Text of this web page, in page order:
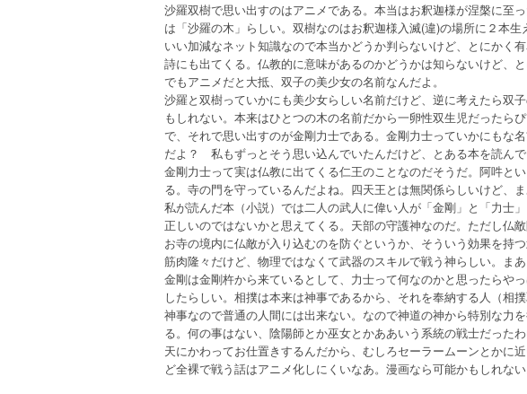
沙羅双樹で思い出すのはアニメである。本当はお釈迦様が涅槃に至
は「沙羅の木」らしい。双樹なのはお釈迦様入滅(違)の場所に２本生
いい加減なネット知識なので本当かどうか判らないけど、とにか
詩にも出てくる。仏教的に意味があるのかどうかは知らないけど、と
でもアニメだと大抵、双子の美少女の名前なんだよ。
沙羅と双樹っていかにも美少女らしい名前だけど、逆に考えたら双
もしれない。本来はひとつの木の名前だから一卵性双生児だったらぴ
で、それで思い出すのが金剛力士である。金剛力士っていかにも
だよ？ 私もずっとそう思い込んでいたんだけど、とある本を読んで
金剛力士って実は仏教に出てくる仁王のことなのだそうだ。阿吽と
る。寺の門を守っているんだよね。四天王とは無関係らしいけど、ま
私が読んだ本（小説）では二人の武人に偉い人が「金剛」と「力士
正しいのではないかと思えてくる。天部の守護神なのだ。ただし仏敵
お寺の境内に仏敵が入り込むのを防ぐというか、そういう効果を持
筋肉隆々だけど、物理ではなくて武器のスキルで戦う神らしい。まあ
金剛は金剛杵から来ているとして、力士って何なのかと思ったらや
したらしい。相撲は本来は神事であるから、それを奉納する人（相
神事なので普通の人間には出来ない。なので神道の神から特別な力
る。何の事はない、陰陽師とか巫女とかああいう系統の戦士だったわ
天にかわってお仕置きするんだから、むしろセーラームーンとかに
ど全裸で戦う話はアニメ化しにくいなあ。漫画なら可能かもしれない